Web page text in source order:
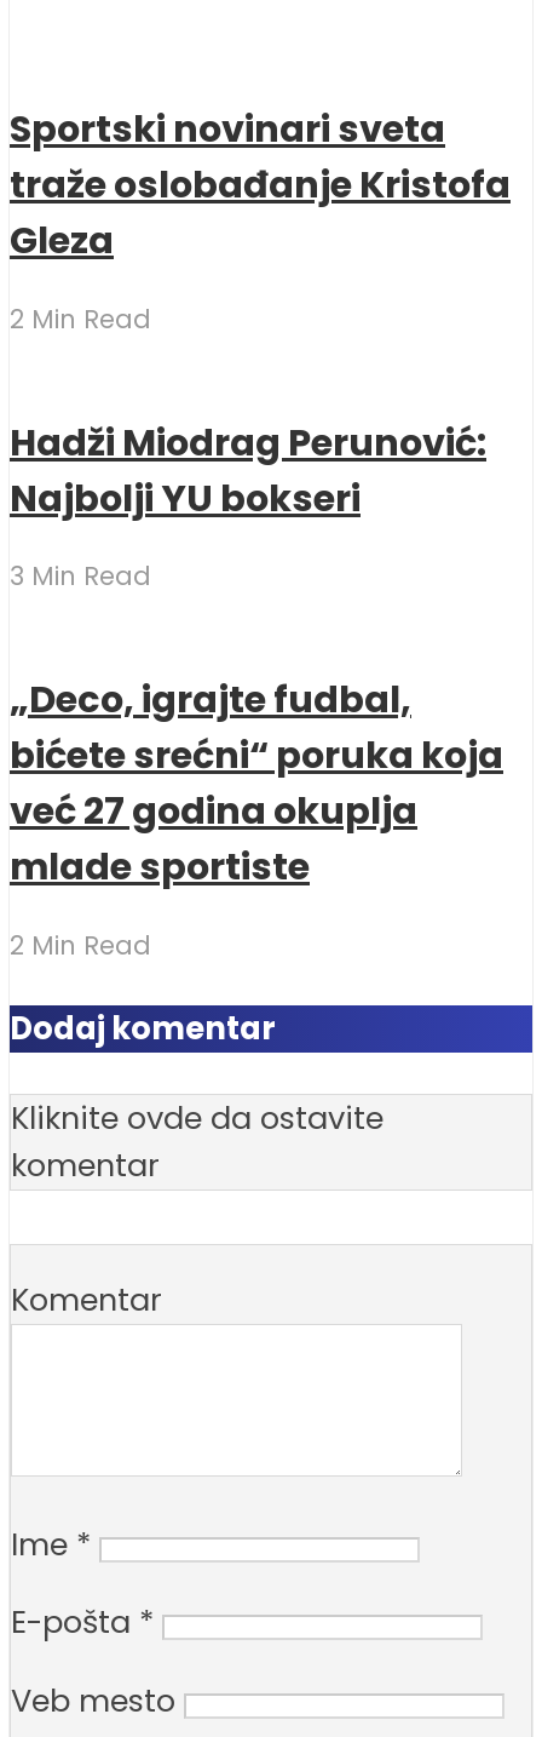
Sportski novinari sveta
traže oslobađanje Kristofa
Gleza
2 Min Read
Hadži Miodrag Perunović:
Najbolji YU bokseri
3 Min Read
„Deco, igrajte fudbal,
bićete srećni“ poruka koja
već 27 godina okuplja
mlade sportiste
2 Min Read
Dodaj komentar
Kliknite ovde da ostavite
komentar
Komentar
Ime *
E-pošta *
Veb mesto